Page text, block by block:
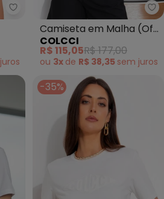
Colcci - Camiseta (Bege)
juros
Camiseta em Malha (Off
White)
COLCCI
R$ 115,05R$ 177,00
ou 3x de R$ 38,35 sem juros
-35%